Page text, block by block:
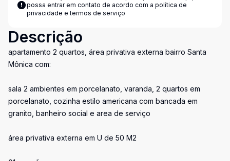
possa entrar em contato de acordo com a política de
privacidade e termos de serviço
Descrição
apartamento 2 quartos, área privativa externa bairro Santa
Mônica com:
sala 2 ambientes em porcelanato, varanda, 2 quartos em
porcelanato, cozinha estilo americana com bancada em
granito, banheiro social e area de serviço
área privativa externa em U de 50 M2